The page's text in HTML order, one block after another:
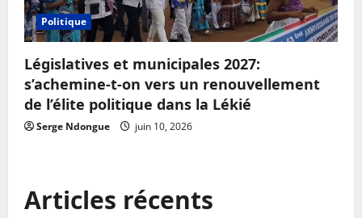
Politique
Législatives et municipales 2027:
s’achemine-t-on vers un renouvellement
de l’élite politique dans la Lékié
Serge Ndongue juin 10, 2026
Articles récents